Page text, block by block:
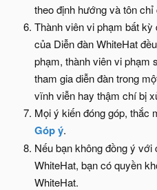
theo định hướng và tôn
Thành viên vi phạm bất
của Diễn đàn WhiteHat
phạm, thành viên vi phạm
tham gia diễn đàn trong
vĩnh viễn hay thậm chí bị
Mọi ý kiến đóng góp,
Góp ý.
Nếu bạn không đồng ý
WhiteHat, bạn có quyền
WhiteHat.